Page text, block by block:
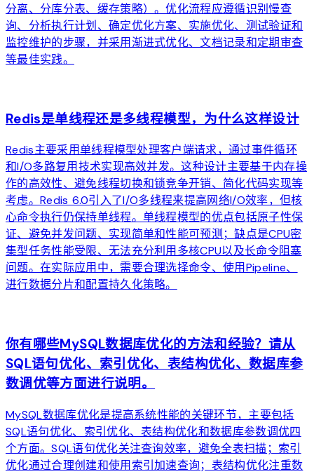
分离、分库分表、缓存策略）。优化流程应遵循识别慢查
询、分析执行计划、确定优化方案、实施优化、测试验证和
监控维护的步骤，并采用渐进式优化、文档记录和定期审查
等最佳实践。
Redis是单线程还是多线程模型，为什么这样设计
Redis主要采用单线程模型处理客户端请求，通过事件循环
和I/O多路复用技术实现高效并发。这种设计主要基于内存操
作的高效性、避免线程切换和锁竞争开销、简化代码实现等
考虑。Redis 6.0引入了I/O多线程来提高网络I/O效率，但核
心命令执行仍保持单线程。单线程模型的优点包括原子性保
证、避免并发问题、实现简单和性能可预测；缺点是CPU密
集型任务性能受限、无法充分利用多核CPU以及长命令阻塞
问题。在实际应用中，需要合理选择命令、使用Pipeline、
进行数据分片和配置持久化策略。
你有哪些MySQL数据库优化的方法和经验？请从
SQL语句优化、索引优化、表结构优化、数据库参
数调优等方面进行说明。
MySQL数据库优化是提高系统性能的关键环节，主要包括
SQL语句优化、索引优化、表结构优化和数据库参数调优四
个方面。SQL语句优化关注查询效率，避免全表扫描；索引
优化通过合理创建和使用索引加速查询；表结构优化注重数